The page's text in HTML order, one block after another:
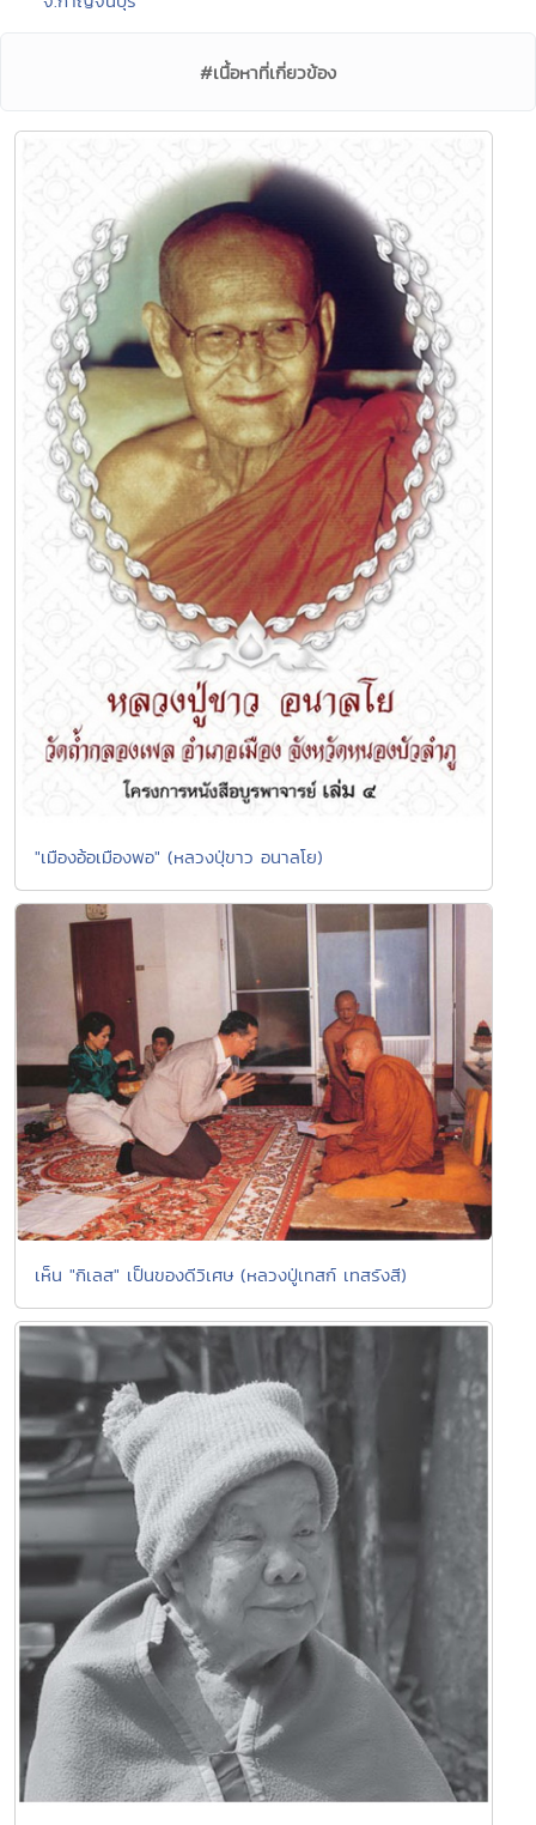
#เนื้อหาที่เกี่ยวข้อง
"เมืองอ้อเมืองพอ" (หลวงปุ่ขาว อนาลโย)
เห็น "กิเลส" เป็นของดีวิเศษ (หลวงปู่เทสก์ เทสรังสี)